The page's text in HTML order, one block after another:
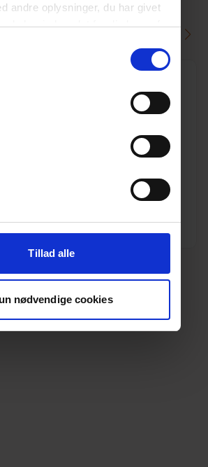
andre oplysninger, du har givet
de har indsamlet fra din brug af
Tillad alle
nødvendige cookies
bruge
reduktion